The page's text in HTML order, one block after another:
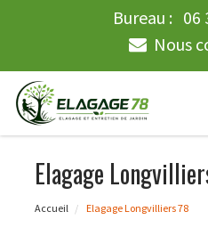
Bureau : 06
Nous
Elagage
Accueil Elagage Longvilliers 78